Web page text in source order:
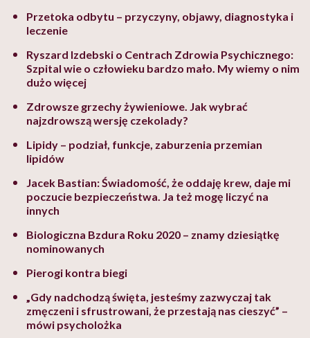
Przetoka odbytu – przyczyny, objawy, diagnostyka i
leczenie
Ryszard Izdebski o Centrach Zdrowia Psychicznego:
Szpital wie o człowieku bardzo mało. My wiemy o nim
dużo więcej
Zdrowsze grzechy żywieniowe. Jak wybrać
najzdrowszą wersję czekolady?
Lipidy – podział, funkcje, zaburzenia przemian
lipidów
Jacek Bastian: Świadomość, że oddaję krew, daje mi
poczucie bezpieczeństwa. Ja też mogę liczyć na
innych
Biologiczna Bzdura Roku 2020 – znamy dziesiątkę
nominowanych
Pierogi kontra biegi
„Gdy nadchodzą święta, jesteśmy zazwyczaj tak
zmęczeni i sfrustrowani, że przestają nas cieszyć” –
mówi psycholożka